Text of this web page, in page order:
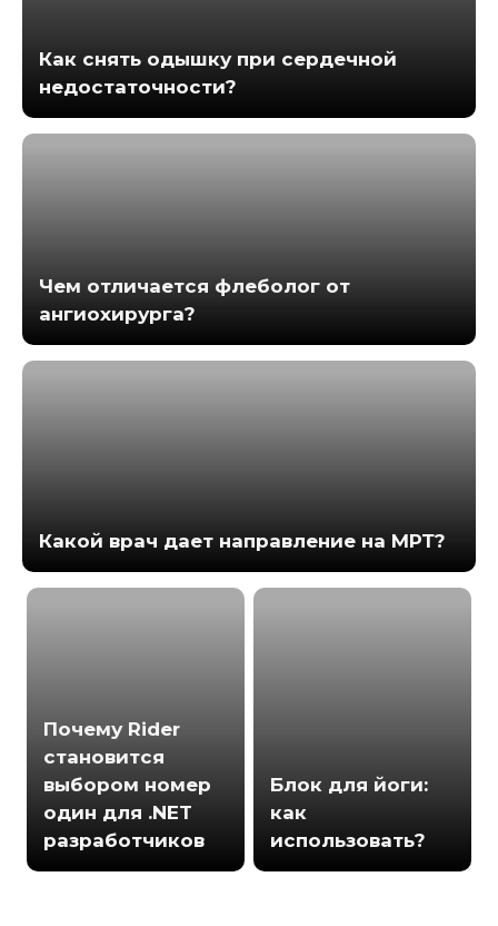
Как снять одышку при сердечной
недостаточности?
Чем отличается флеболог от
ангиохирурга?
Какой врач дает направление на МРТ?
Почему Rider
становится
выбором номер
один для .NET
разработчиков
Блок для йоги:
как
использовать?